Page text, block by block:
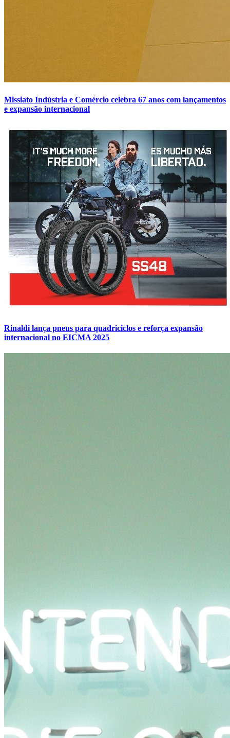
Missiato Indústria e Comércio celebra 67 anos com lançamentos
e expansão internacional
Rinaldi lança pneus para quadriciclos e reforça expansão
internacional no EICMA 2025